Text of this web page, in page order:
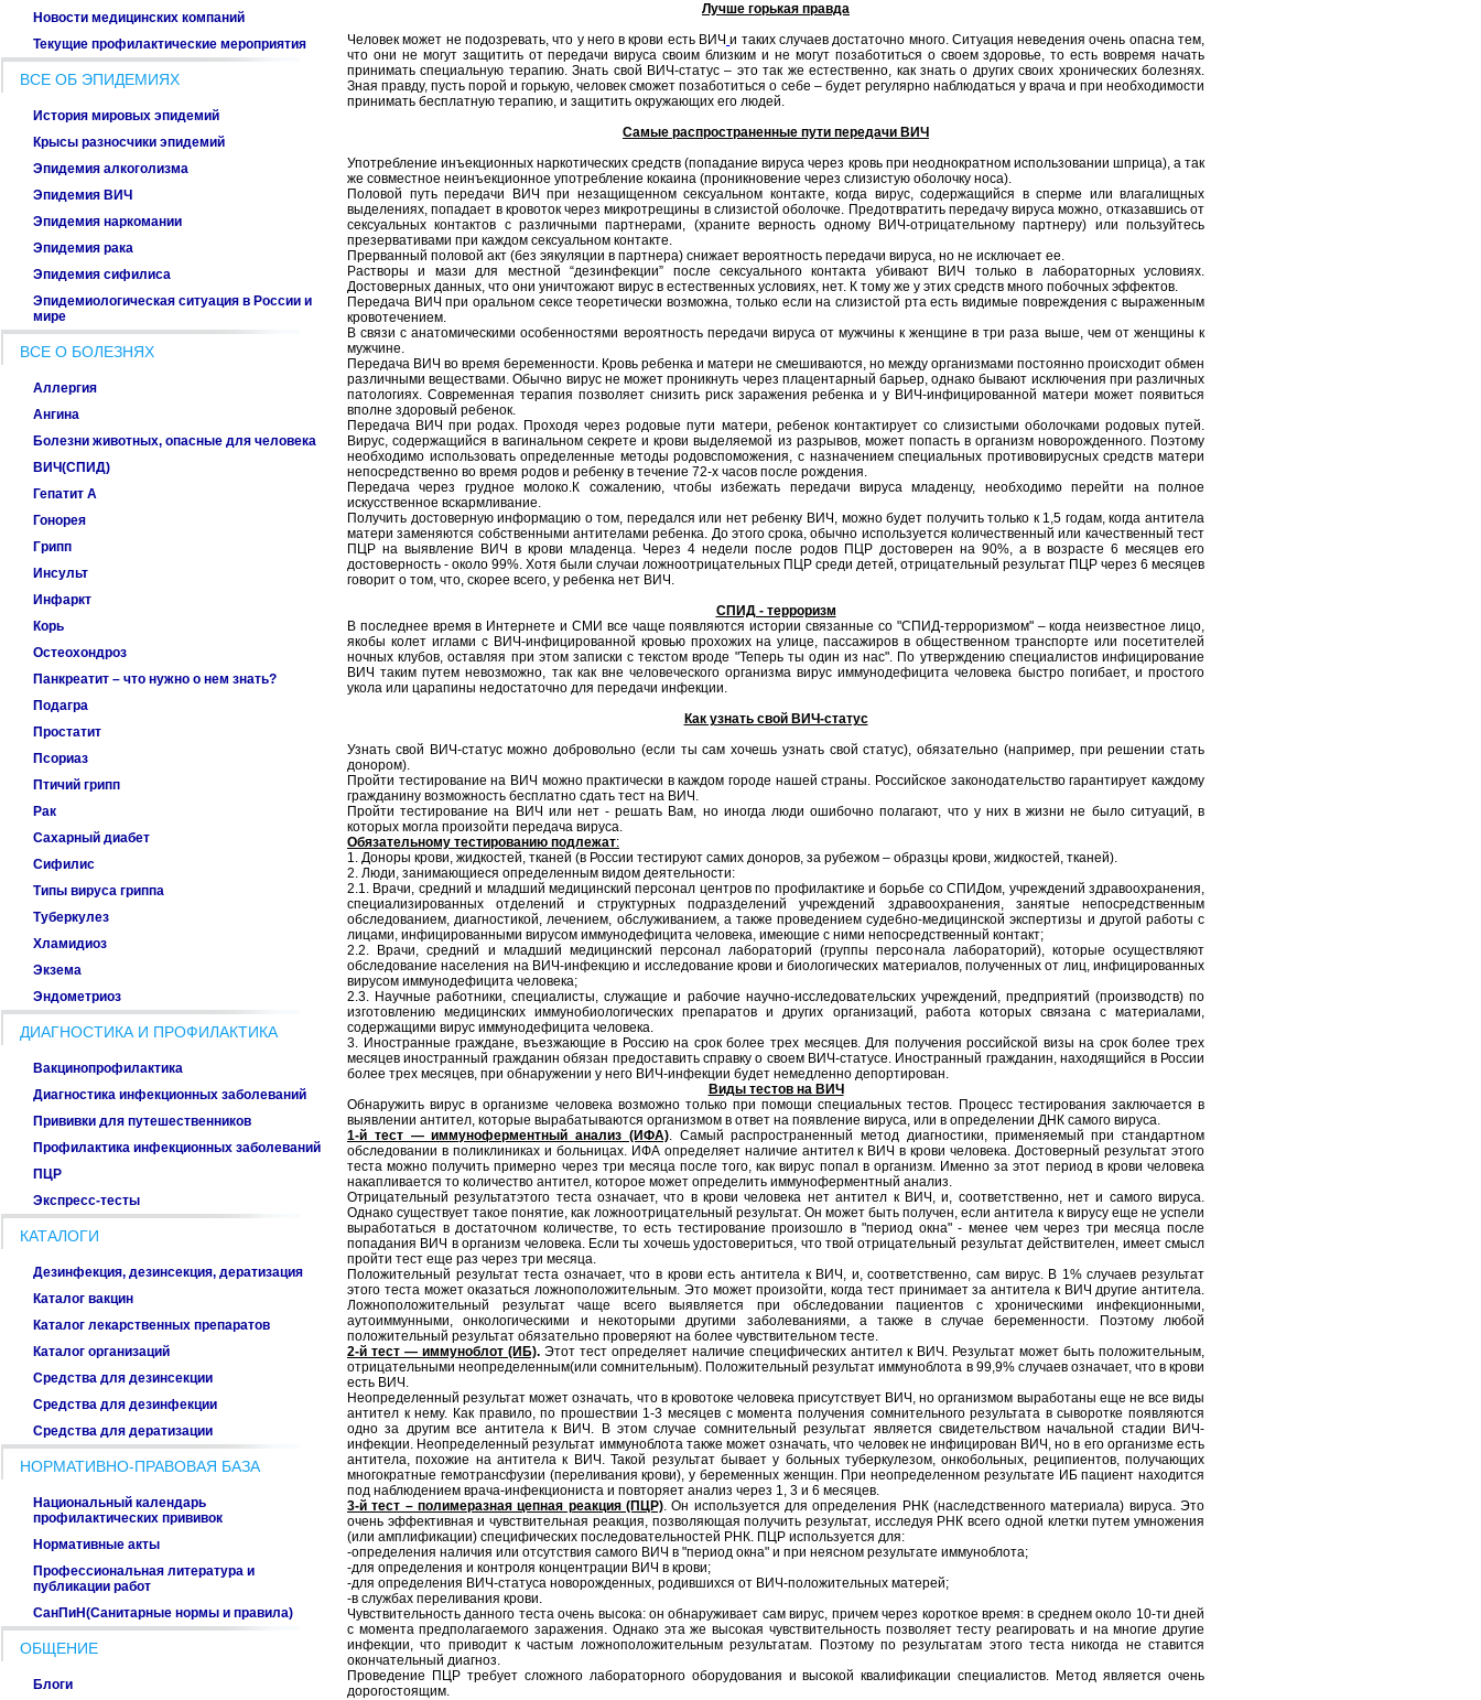
Новости медицинских компаний
Текущие профилактические мероприятия
ВСЕ ОБ ЭПИДЕМИЯХ
История мировых эпидемий
Крысы разносчики эпидемий
Эпидемия алкоголизма
Эпидемия ВИЧ
Эпидемия наркомании
Эпидемия рака
Эпидемия сифилиса
Эпидемиологическая ситуация в России и
мире
ВСЕ О БОЛЕЗНЯХ
Аллергия
Ангина
Болезни животных, опасные для человека
ВИЧ(СПИД)
Гепатит А
Гонорея
Грипп
Инсульт
Инфаркт
Корь
Остеохондроз
Панкреатит – что нужно о нем знать?
Подагра
Простатит
Псориаз
Птичий грипп
Рак
Сахарный диабет
Сифилис
Типы вируса гриппа
Туберкулез
Хламидиоз
Экзема
Эндометриоз
ДИАГНОСТИКА И ПРОФИЛАКТИКА
Вакцинопрофилактика
Диагностика инфекционных заболеваний
Прививки для путешественников
Профилактика инфекционных заболеваний
ПЦР
Экспресс-тесты
КАТАЛОГИ
Дезинфекция, дезинсекция, дератизация
Каталог вакцин
Каталог лекарственных препаратов
Каталог организаций
Средства для дезинсекции
Средства для дезинфекции
Средства для дератизации
НОРМАТИВНО-ПРАВОВАЯ БАЗА
Национальный календарь
профилактических прививок
Нормативные акты
Профессиональная литература и
публикации работ
СанПиН(Санитарные нормы и правила)
ОБЩЕНИЕ
Блоги
Лучше горькая правда
Человек может не подозревать, что у него в крови есть ВИЧ и таких случаев достаточно много. Ситуация неведения очень опасна тем,
что они не могут защитить от передачи вируса своим близким и не могут позаботиться о своем здоровье, то есть вовремя начать
принимать специальную терапию. Знать свой ВИЧ-статус – это так же естественно, как знать о других своих хронических болезнях.
Зная правду, пусть порой и горькую, человек сможет позаботиться о себе – будет регулярно наблюдаться у врача и при необходимости
принимать бесплатную терапию, и защитить окружающих его людей.
Самые распространенные пути передачи ВИЧ
Употребление инъекционных наркотических средств (попадание вируса через кровь при неоднократном использовании шприца), а так
же совместное неинъекционное употребление кокаина (проникновение через слизистую оболочку носа).
Половой путь передачи ВИЧ при незащищенном сексуальном контакте, когда вирус, содержащийся в сперме или влагалищных
выделениях, попадает в кровоток через микротрещины в слизистой оболочке. Предотвратить передачу вируса можно, отказавшись от
сексуальных контактов с различными партнерами, (храните верность одному ВИЧ-отрицательному партнеру) или пользуйтесь
презервативами при каждом сексуальном контакте.
Прерванный половой акт (без эякуляции в партнера) снижает вероятность передачи вируса, но не исключает ее.
Растворы и мази для местной “дезинфекции” после сексуального контакта убивают ВИЧ только в лабораторных условиях.
Достоверных данных, что они уничтожают вирус в естественных условиях, нет. К тому же у этих средств много побочных эффектов.
Передача ВИЧ при оральном сексе теоретически возможна, только если на слизистой рта есть видимые повреждения с выраженным
кровотечением.
В связи с анатомическими особенностями вероятность передачи вируса от мужчины к женщине в три раза выше, чем от женщины к
мужчине.
Передача ВИЧ во время беременности. Кровь ребенка и матери не смешиваются, но между организмами постоянно происходит обмен
различными веществами. Обычно вирус не может проникнуть через плацентарный барьер, однако бывают исключения при различных
патологиях. Современная терапия позволяет снизить риск заражения ребенка и у ВИЧ-инфицированной матери может появиться
вполне здоровый ребенок.
Передача ВИЧ при родах. Проходя через родовые пути матери, ребенок контактирует со слизистыми оболочками родовых путей.
Вирус, содержащийся в вагинальном секрете и крови выделяемой из разрывов, может попасть в организм новорожденного. Поэтому
необходимо использовать определенные методы родовспоможения, с назначением специальных противовирусных средств матери
непосредственно во время родов и ребенку в течение 72-х часов после рождения.
Передача через грудное молоко.К сожалению, чтобы избежать передачи вируса младенцу, необходимо перейти на полное
искусственное вскармливание.
Получить достоверную информацию о том, передался или нет ребенку ВИЧ, можно будет получить только к 1,5 годам, когда антитела
матери заменяются собственными антителами ребенка. До этого срока, обычно используется количественный или качественный тест
ПЦР на выявление ВИЧ в крови младенца. Через 4 недели после родов ПЦР достоверен на 90%, а в возрасте 6 месяцев его
достоверность - около 99%. Хотя были случаи ложноотрицательных ПЦР среди детей, отрицательный результат ПЦР через 6 месяцев
говорит о том, что, скорее всего, у ребенка нет ВИЧ.
СПИД - терроризм
В последнее время в Интернете и СМИ все чаще появляются истории связанные со "СПИД-терроризмом" – когда неизвестное лицо,
якобы колет иглами с ВИЧ-инфицированной кровью прохожих на улице, пассажиров в общественном транспорте или посетителей
ночных клубов, оставляя при этом записки с текстом вроде "Теперь ты один из нас". По утверждению специалистов инфицирование
ВИЧ таким путем невозможно, так как вне человеческого организма вирус иммунодефицита человека быстро погибает, и простого
укола или царапины недостаточно для передачи инфекции.
Как узнать свой ВИЧ-статус
Узнать свой ВИЧ-статус можно добровольно (если ты сам хочешь узнать свой статус), обязательно (например, при решении стать
донором).
Пройти тестирование на ВИЧ можно практически в каждом городе нашей страны. Российское законодательство гарантирует каждому
гражданину возможность бесплатно сдать тест на ВИЧ.
Пройти тестирование на ВИЧ или нет - решать Вам, но иногда люди ошибочно полагают, что у них в жизни не было ситуаций, в
которых могла произойти передача вируса.
Обязательному тестированию подлежат:
1. Доноры крови, жидкостей, тканей (в России тестируют самих доноров, за рубежом – образцы крови, жидкостей, тканей).
2. Люди, занимающиеся определенным видом деятельности:
2.1. Врачи, средний и младший медицинский персонал центров по профилактике и борьбе со СПИДом, учреждений здравоохранения,
специализированных отделений и структурных подразделений учреждений здравоохранения, занятые непосредственным
обследованием, диагностикой, лечением, обслуживанием, а также проведением судебно-медицинской экспертизы и другой работы с
лицами, инфицированными вирусом иммунодефицита человека, имеющие с ними непосредственный контакт;
2.2. Врачи, средний и младший медицинский персонал лабораторий (группы персонала лабораторий), которые осуществляют
обследование населения на ВИЧ-инфекцию и исследование крови и биологических материалов, полученных от лиц, инфицированных
вирусом иммунодефицита человека;
2.3. Научные работники, специалисты, служащие и рабочие научно-исследовательских учреждений, предприятий (производств) по
изготовлению медицинских иммунобиологических препаратов и других организаций, работа которых связана с материалами,
содержащими вирус иммунодефицита человека.
3. Иностранные граждане, въезжающие в Россию на срок более трех месяцев. Для получения российской визы на срок более трех
месяцев иностранный гражданин обязан предоставить справку о своем ВИЧ-статусе. Иностранный гражданин, находящийся в России
более трех месяцев, при обнаружении у него ВИЧ-инфекции будет немедленно депортирован.
Виды тестов на ВИЧ
Обнаружить вирус в организме человека возможно только при помощи специальных тестов. Процесс тестирования заключается в
выявлении антител, которые вырабатываются организмом в ответ на появление вируса, или в определении ДНК самого вируса.
1-й тест — иммуноферментный анализ (ИФА). Самый распространенный метод диагностики, применяемый при стандартном
обследовании в поликлиниках и больницах. ИФА определяет наличие антител к ВИЧ в крови человека. Достоверный результат этого
теста можно получить примерно через три месяца после того, как вирус попал в организм. Именно за этот период в крови человека
накапливается то количество антител, которое может определить иммуноферментный анализ.
Отрицательный результатэтого теста означает, что в крови человека нет антител к ВИЧ, и, соответственно, нет и самого вируса.
Однако существует такое понятие, как ложноотрицательный результат. Он может быть получен, если антитела к вирусу еще не успели
выработаться в достаточном количестве, то есть тестирование произошло в "период окна" - менее чем через три месяца после
попадания ВИЧ в организм человека. Если ты хочешь удостовериться, что твой отрицательный результат действителен, имеет смысл
пройти тест еще раз через три месяца.
Положительный результат теста означает, что в крови есть антитела к ВИЧ, и, соответственно, сам вирус. В 1% случаев результат
этого теста может оказаться ложноположительным. Это может произойти, когда тест принимает за антитела к ВИЧ другие антитела.
Ложноположительный результат чаще всего выявляется при обследовании пациентов с хроническими инфекционными,
аутоиммунными, онкологическими и некоторыми другими заболеваниями, а также в случае беременности. Поэтому любой
положительный результат обязательно проверяют на более чувствительном тесте.
2-й тест — иммуноблот (ИБ). Этот тест определяет наличие специфических антител к ВИЧ. Результат может быть положительным,
отрицательными неопределенным(или сомнительным). Положительный результат иммуноблота в 99,9% случаев означает, что в крови
есть ВИЧ.
Неопределенный результат может означать, что в кровотоке человека присутствует ВИЧ, но организмом выработаны еще не все виды
антител к нему. Как правило, по прошествии 1-3 месяцев с момента получения сомнительного результата в сыворотке появляются
одно за другим все антитела к ВИЧ. В этом случае сомнительный результат является свидетельством начальной стадии ВИЧ-
инфекции. Неопределенный результат иммуноблота также может означать, что человек не инфицирован ВИЧ, но в его организме есть
антитела, похожие на антитела к ВИЧ. Такой результат бывает у больных туберкулезом, онкобольных, реципиентов, получающих
многократные гемотрансфузии (переливания крови), у беременных женщин. При неопределенном результате ИБ пациент находится
под наблюдением врача-инфекциониста и повторяет анализ через 1, 3 и 6 месяцев.
3-й тест – полимеразная цепная реакция (ПЦР). Он используется для определения РНК (наследственного материала) вируса. Это
очень эффективная и чувствительная реакция, позволяющая получить результат, исследуя РНК всего одной клетки путем умножения
(или амплификации) специфических последовательностей РНК. ПЦР используется для:
-определения наличия или отсутствия самого ВИЧ в "период окна" и при неясном результате иммуноблота;
-для определения и контроля концентрации ВИЧ в крови;
-для определения ВИЧ-статуса новорожденных, родившихся от ВИЧ-положительных матерей;
-в службах переливания крови.
Чувствительность данного теста очень высока: он обнаруживает сам вирус, причем через короткое время: в среднем около 10-ти дней
с момента предполагаемого заражения. Однако эта же высокая чувствительность позволяет тесту реагировать и на многие другие
инфекции, что приводит к частым ложноположительным результатам. Поэтому по результатам этого теста никогда не ставится
окончательный диагноз.
Проведение ПЦР требует сложного лабораторного оборудования и высокой квалификации специалистов. Метод является очень
дорогостоящим.